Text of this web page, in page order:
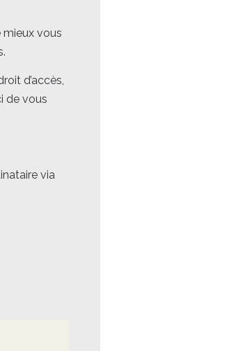
vous
d’accès,
de vous
via